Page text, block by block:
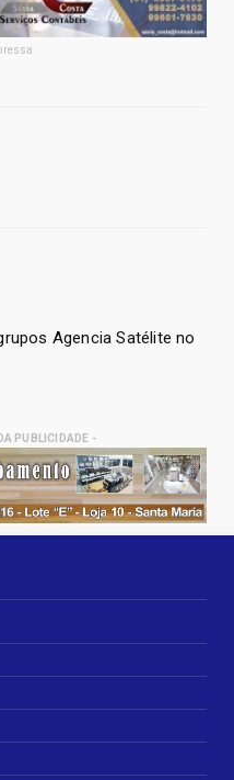
Agencia Satélite no
PUBLICIDADE -